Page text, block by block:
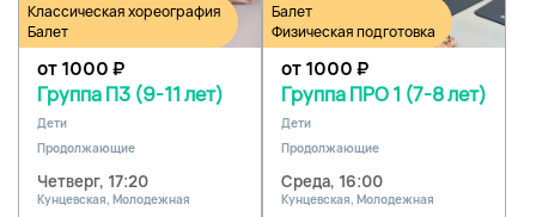
Классическая хореография
Балет
от 1000₽
Группа П3 (9-11 лет)
Дети
Продолжающие
Четверг, 17:20
Кунцевская, Молодежная
Балет
Физическая подготовка
от 1000₽
Группа ПРО 1 (7-8 лет)
Дети
Продолжающие
Среда, 16:00
Кунцевская, Молодежная